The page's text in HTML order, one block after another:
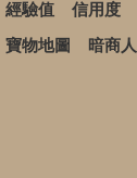
經驗值 信用度
寶物地圖 暗商人